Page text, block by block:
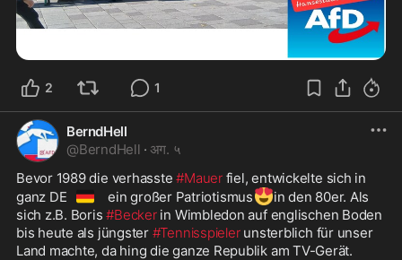
2 1
BerndHell
@BerndHell · अग. ५
Bevor 1989 die verhasste #Mauer fiel, entwickelte sich in
ganz DE 🇩🇪 ein großer Patriotismus😍in den 80er. Als
sich z.B. Boris #Becker in Wimbledon auf englischen Boden
bis heute als jüngster #Tennisspieler unsterblich für unser
Land machte, da hing die ganze Republik am TV-Gerät.